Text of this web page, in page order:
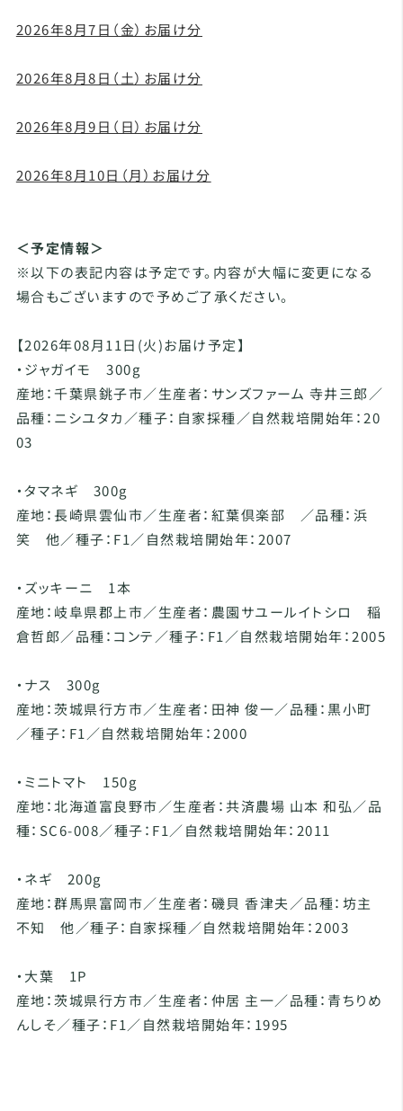
2026年8月7日（金）お届け分
2026年8月8日（土）お届け分
2026年8月9日（日）お届け分
2026年8月10日（月）お届け分
＜予定情報＞
※以下の表記内容は予定です。内容が大幅に変更になる
場合もございますので予めご了承ください。
【2026年08月11日(火)お届け予定】
・ジャガイモ 300g
産地：千葉県銚子市／生産者：サンズファーム 寺井三郎／
品種：ニシユタカ／種子：自家採種／自然栽培開始年：20
03
・タマネギ 300g
産地：長崎県雲仙市／生産者：紅葉倶楽部 ／品種：浜
笑 他／種子：F1／自然栽培開始年：2007
・ズッキーニ 1本
産地：岐阜県郡上市／生産者：農園サユールイトシロ 稲
倉哲郎／品種：コンテ／種子：F1／自然栽培開始年：2005
・ナス 300g
産地：茨城県行方市／生産者：田神 俊一／品種：黒小町
／種子：F1／自然栽培開始年：2000
・ミニトマト 150g
産地：北海道富良野市／生産者：共済農場 山本 和弘／品
種：SC6-008／種子：F1／自然栽培開始年：2011
・ネギ 200g
産地：群馬県富岡市／生産者：磯貝 香津夫／品種：坊主
不知 他／種子：自家採種／自然栽培開始年：2003
・大葉 1P
産地：茨城県行方市／生産者：仲居 主一／品種：青ちりめ
んしそ／種子：F1／自然栽培開始年：1995